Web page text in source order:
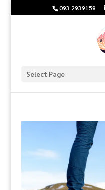
093 2939159
Select Page